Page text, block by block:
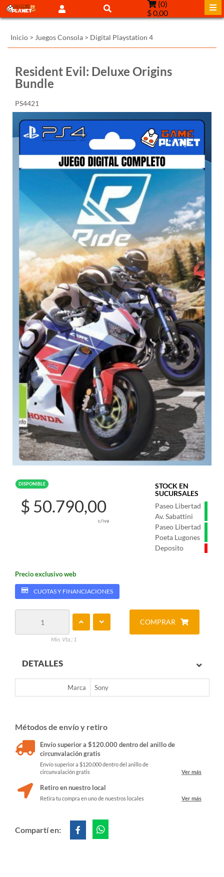
(0)
$ 0,00
Inicio > Juegos Consola > Digital Playstation 4
Resident Evil: Deluxe Origins
Bundle
PS4421
DISPONIBLE
STOCK EN
SUCURSALES
Paseo Libertad
Av. Sabattini
Paseo Libertad
Poeta Lugones
Deposito
$ 50.790,00
c/iva
Precio exclusivo web
CUOTAS Y FINANCIACIONES
Min. Vta.: 1
COMPRAR
DETALLES
Marca Sony
Métodos de envío y retiro
Envío superior a $120.000 dentro del anillo de
circunvalación gratis
Envío superior a $120.000 dentro del anillo de
circunvalación gratis
Ver más
Retiro en nuestro local
Retira tu compra en uno de nuestros locales Ver más
Compartí en: